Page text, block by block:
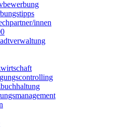
innen